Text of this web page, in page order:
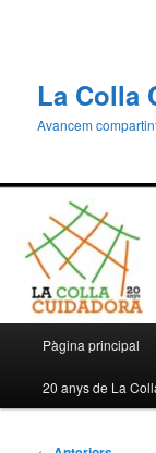
La Colla
Avancem
principal
Pàgina principal
20 anys de La